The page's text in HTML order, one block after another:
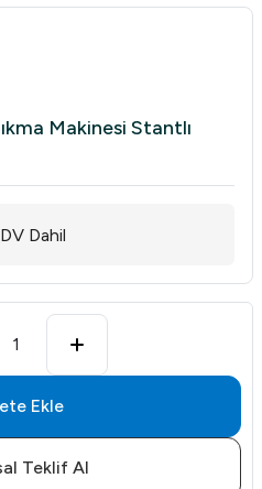
Makinesi Stantlı
Dahil
1
Ekle
Teklif Al